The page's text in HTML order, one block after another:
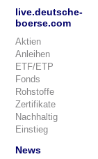
live.deutsche-
boerse.com
Aktien
Anleihen
ETF/ETP
Fonds
Rohstoffe
Zertifikate
Nachhaltig
Einstieg
News